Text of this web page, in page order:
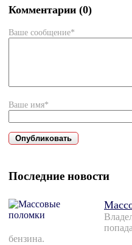
Комментарии (0)
Ваше сообщение*
Ваше имя*
Последние новости
бензина.